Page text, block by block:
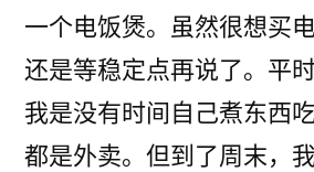
一个电饭煲。虽然很想买
还是等稳定点再说了。平
我是没有时间自己煮东西
都是外卖。但到了周末，